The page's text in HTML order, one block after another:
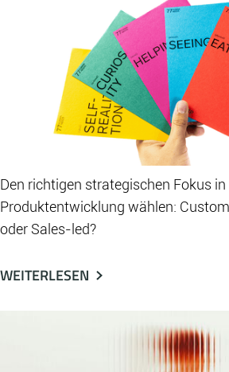
Den richtigen strategischen Fokus
Produktentwicklung wählen:
oder Sales-led?
WEITERLESEN